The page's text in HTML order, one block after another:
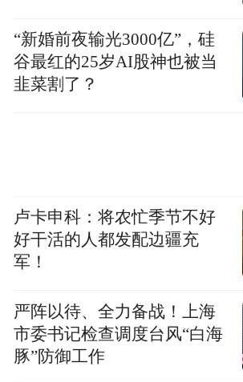
“新婚前夜输光3000亿”，硅
谷最红的25岁AI股神也被当
韭菜割了？
卢卡申科：将农忙季节不好
好干活的人都发配边疆充
军！
严阵以待、全力备战！上海
市委书记检查调度台风“白海
豚”防御工作